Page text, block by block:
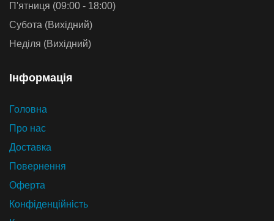
П'ятниця (09:00 - 18:00)
Субота (Вихідний)
Неділя (Вихідний)
Iнформацiя
Головна
Про нас
Доставка
Повернення
Оферта
Конфіденційність